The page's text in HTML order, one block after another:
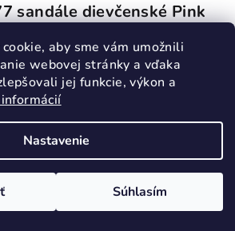
aby sme vám umožnili
webovej stránky a vďaka
jej funkcie, výkon a
Nastavenie
Súhlasím
sandále dievčenské Pink
Barefoot
26,55 €
40,90 € (–35 %)
Detail